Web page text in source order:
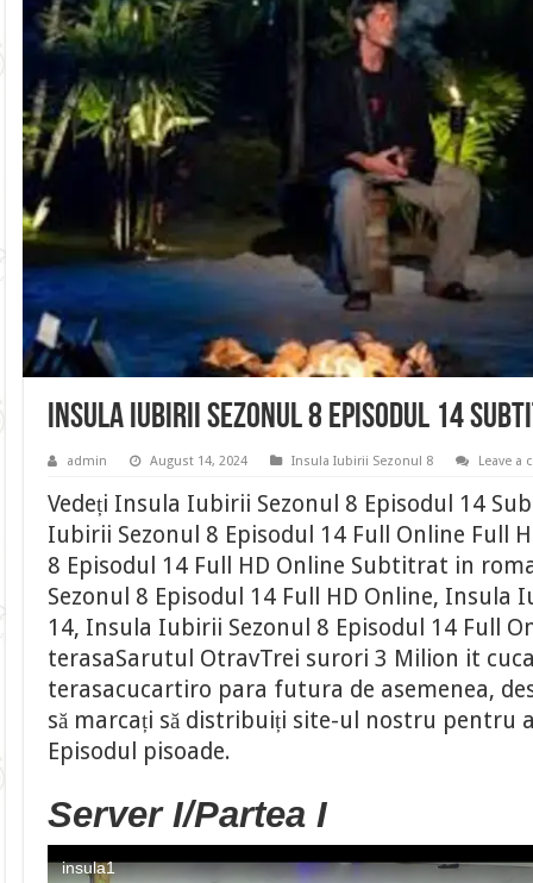
Insula Iubirii Sezonul 8 Episodul 14
admin August 14, 2024 Insula Iubirii Sezonul 8 Leave a
Vedeți Insula Iubirii Sezonul 8 Episodul 14
Iubirii Sezonul 8 Episodul 14 Full Online Full
8 Episodul 14 Full HD Online Subtitrat in
Sezonul 8 Episodul 14 Full HD Online, Insula
14, Insula Iubirii Sezonul 8 Episodul 14 Full
terasaSarutul OtravTrei surori 3 Milion it
terasacucartiro para futura de asemenea,
să marcați să distribuiți site-ul nostru pentru
Episodul pisoade.
Server I/Partea I